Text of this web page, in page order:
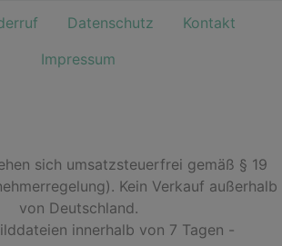
Datenschutz
Kontakt
Impressum
sich umsatzsteuerfrei gemäß § 19
Kein Verkauf außerhalb
von Deutschland.
innerhalb von 7 Tagen -